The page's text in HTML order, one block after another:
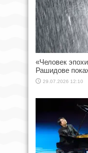
«Человек
Рашидове
29.07.2026 12:10